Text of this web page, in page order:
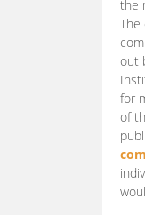
the
The
out
for
of